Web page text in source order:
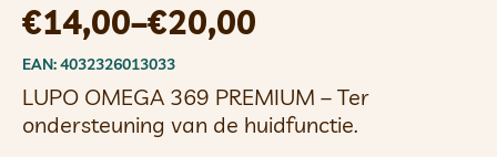
€14,00–€20,00
EAN: 4032326013033
LUPO OMEGA 369 PREMIUM – Ter
ondersteuning van de huidfunctie.